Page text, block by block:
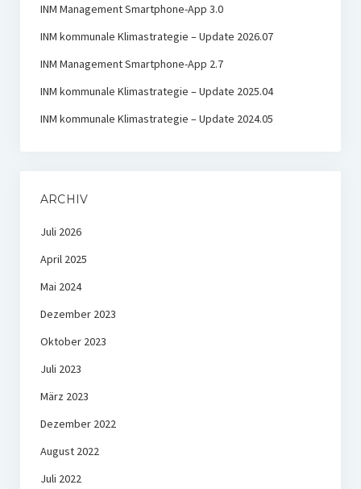
INM Management Smartphone-App 3.0
INM kommunale Klimastrategie – Update 2026.07
INM Management Smartphone-App 2.7
INM kommunale Klimastrategie – Update 2025.04
INM kommunale Klimastrategie – Update 2024.05
ARCHIV
Juli 2026
April 2025
Mai 2024
Dezember 2023
Oktober 2023
Juli 2023
März 2023
Dezember 2022
August 2022
Juli 2022